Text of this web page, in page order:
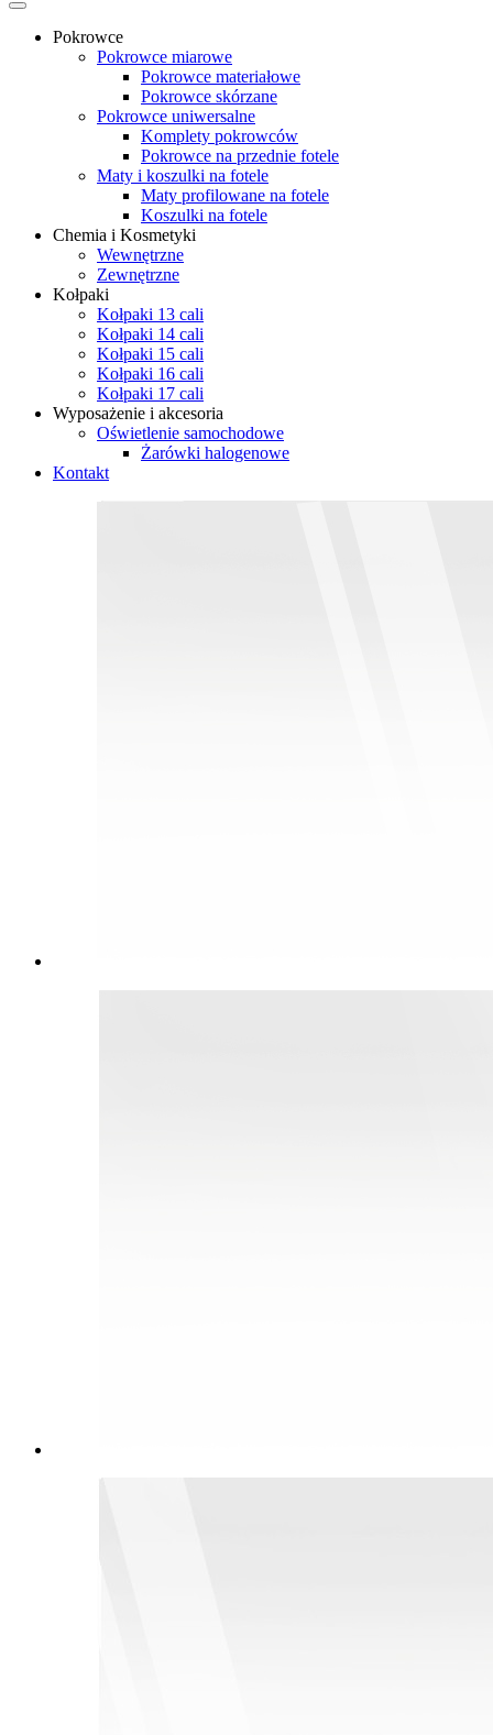
Pokrowce
Pokrowce miarowe
Pokrowce materiałowe
Pokrowce skórzane
Pokrowce uniwersalne
Komplety pokrowców
Pokrowce na przednie fotele
Maty i koszulki na fotele
Maty profilowane na fotele
Koszulki na fotele
Chemia i Kosmetyki
Wewnętrzne
Zewnętrzne
Kołpaki
Kołpaki 13 cali
Kołpaki 14 cali
Kołpaki 15 cali
Kołpaki 16 cali
Kołpaki 17 cali
Wyposażenie i akcesoria
Oświetlenie samochodowe
Żarówki halogenowe
Kontakt